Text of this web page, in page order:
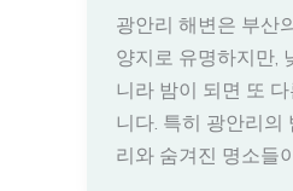
광안리 해변은 부산
양지로 유명하지만,
니라 밤이 되면 또
니다. 특히 광안리의
리와 숨겨진 명소들